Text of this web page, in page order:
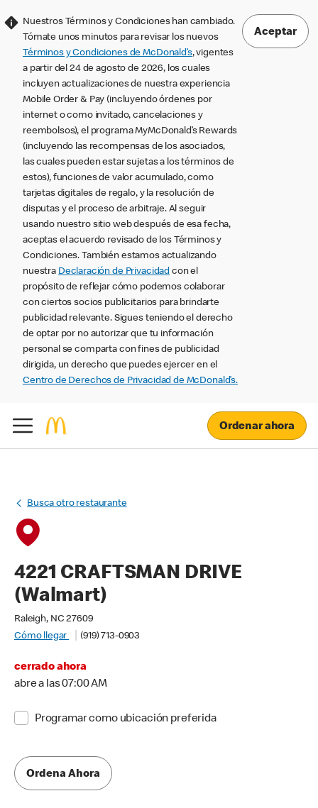
Nuestros Términos y Condiciones han cambiado.
Tómate unos minutos para revisar los nuevos
Términos y Condiciones de McDonald’s, vigentes
a partir del 24 de agosto de 2026, los cuales
incluyen actualizaciones de nuestra experiencia
Mobile Order & Pay (incluyendo órdenes por
internet o como invitado, cancelaciones y
reembolsos), el programa MyMcDonald’s Rewards
(incluyendo las recompensas de los asociados,
las cuales pueden estar sujetas a los términos de
estos), funciones de valor acumulado, como
tarjetas digitales de regalo, y la resolución de
disputas y el proceso de arbitraje. Al seguir
usando nuestro sitio web después de esa fecha,
aceptas el acuerdo revisado de los Términos y
Condiciones. También estamos actualizando
nuestra Declaración de Privacidad con el
propósito de reflejar cómo podemos colaborar
con ciertos socios publicitarios para brindarte
publicidad relevante. Sigues teniendo el derecho
de optar por no autorizar que tu información
personal se comparta con fines de publicidad
dirigida, un derecho que puedes ejercer en el
Centro de Derechos de Privacidad de McDonald’s.
Aceptar
Ordenar ahora
Busca otro restaurante
4221 CRAFTSMAN DRIVE
(Walmart)
Raleigh, NC 27609
Cómo llegar
(919) 713-0903
cerrado ahora
abre a las 07:00 AM
Programar como ubicación preferida
Ordena Ahora